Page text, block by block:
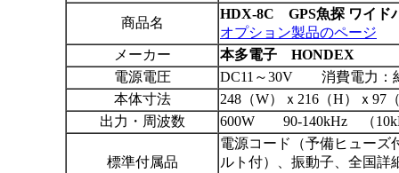
商品名
HDX-8C GPS魚探 ワイド
オプション製品のページ
メーカー
本多電子 HONDEX
電源電圧
DC11～30V 消費電力：
本体寸法
248（W）ｘ216（H）ｘ
出力・周波数
600W 90-140kHz （
標準付属品
電源コード（予備ヒューズ
ルト付）、振動子、全国詳